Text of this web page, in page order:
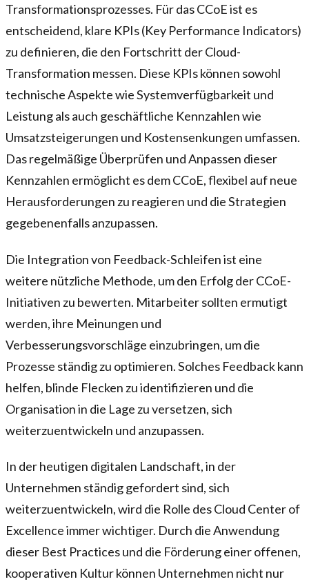
Transformationsprozesses. Für das CCoE ist es
entscheidend, klare KPIs (Key Performance Indicators)
zu definieren, die den Fortschritt der Cloud-
Transformation messen. Diese KPIs können sowohl
technische Aspekte wie Systemverfügbarkeit und
Leistung als auch geschäftliche Kennzahlen wie
Umsatzsteigerungen und Kostensenkungen umfassen.
Das regelmäßige Überprüfen und Anpassen dieser
Kennzahlen ermöglicht es dem CCoE, flexibel auf neue
Herausforderungen zu reagieren und die Strategien
gegebenenfalls anzupassen.
Die Integration von Feedback-Schleifen ist eine
weitere nützliche Methode, um den Erfolg der CCoE-
Initiativen zu bewerten. Mitarbeiter sollten ermutigt
werden, ihre Meinungen und
Verbesserungsvorschläge einzubringen, um die
Prozesse ständig zu optimieren. Solches Feedback kann
helfen, blinde Flecken zu identifizieren und die
Organisation in die Lage zu versetzen, sich
weiterzuentwickeln und anzupassen.
In der heutigen digitalen Landschaft, in der
Unternehmen ständig gefordert sind, sich
weiterzuentwickeln, wird die Rolle des Cloud Center of
Excellence immer wichtiger. Durch die Anwendung
dieser Best Practices und die Förderung einer offenen,
kooperativen Kultur können Unternehmen nicht nur